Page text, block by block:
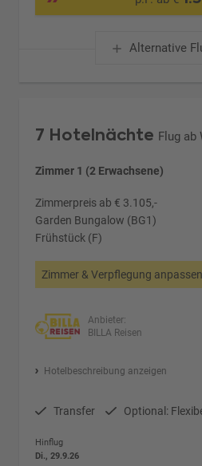
Alternative
7 Hotelnächte Flug ab
Zimmer 1 (2 Erwachsene)
Zimmerpreis ab € 3.105,-
Garden Bungalow (BG1)
Frühstück (F)
Zimmer & Verpflegung anpassen
Anbieter:
BILLA Reisen
Hotelbeschreibung anzeigen
Transfer Optional:
Hinflug
Di., 29.9.26